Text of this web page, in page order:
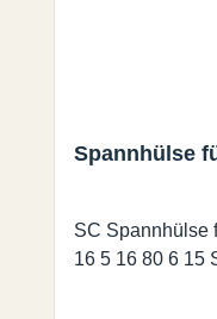
Spannhülse
SC Spannhülse für Mini-